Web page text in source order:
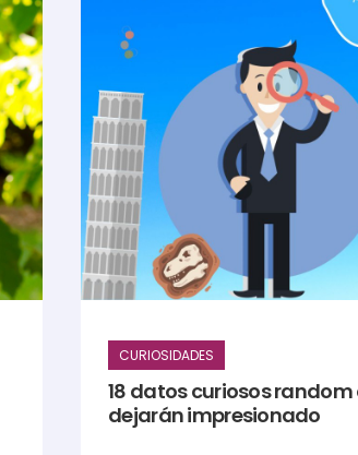
CURIOSIDADES
18 datos curiosos random
dejarán impresionado